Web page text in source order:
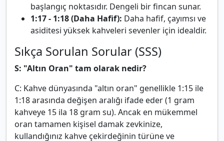
başlangıç noktasıdır. Dengeli bir fincan sunar.
1:17 - 1:18 (Daha Hafif): Daha hafif, çayımsı ve
asiditesi yüksek kahveleri sevenler için idealdir.
Sıkça Sorulan Sorular (SSS)
S: "Altın Oran" tam olarak nedir?
C: Kahve dünyasında "altın oran" genellikle 1:15 ile
1:18 arasında değişen aralığı ifade eder (1 gram
kahveye 15 ila 18 gram su). Ancak en mükemmel
oran tamamen kişisel damak zevkinize,
kullandığınız kahve çekirdeğinin türüne ve